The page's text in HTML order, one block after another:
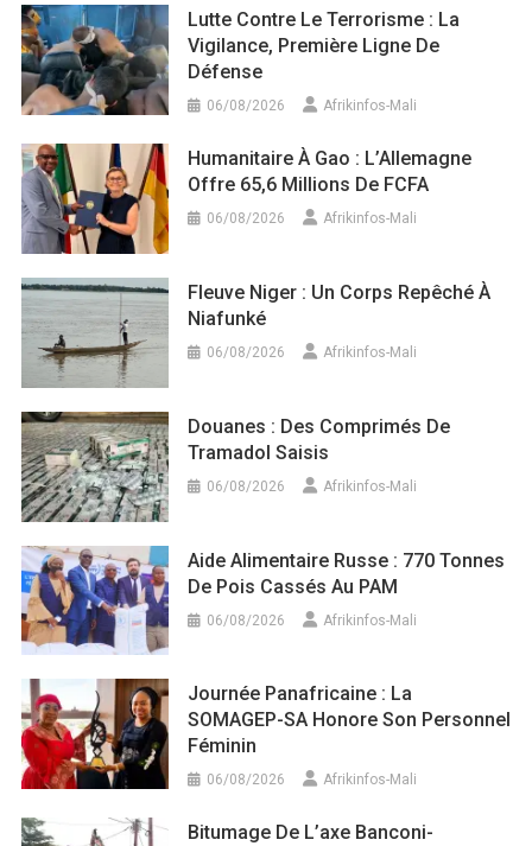
Lutte Contre Le Terrorisme : La
Vigilance, Première Ligne De
Défense
06/08/2026 Afrikinfos-Mali
Humanitaire À Gao : L’Allemagne
Offre 65,6 Millions De FCFA
06/08/2026 Afrikinfos-Mali
Fleuve Niger : Un Corps Repêché À
Niafunké
06/08/2026 Afrikinfos-Mali
Douanes : Des Comprimés De
Tramadol Saisis
06/08/2026 Afrikinfos-Mali
Aide Alimentaire Russe : 770 Tonnes
De Pois Cassés Au PAM
06/08/2026 Afrikinfos-Mali
Journée Panafricaine : La
SOMAGEP-SA Honore Son Personnel
Féminin
06/08/2026 Afrikinfos-Mali
Bitumage De L’axe Banconi-